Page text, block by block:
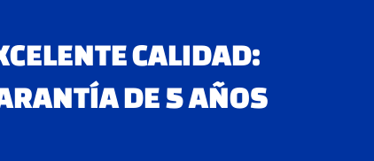
CALIDAD:
DE 5 AÑOS